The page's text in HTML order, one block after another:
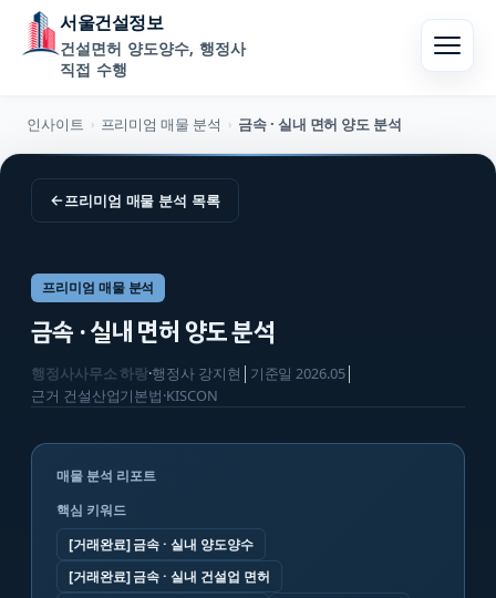
서울건설정보
건설면허 양도양수, 행정사
직접 수행
인사이트 › 프리미엄 매물 분석 › 금속 · 실내 면허 양도 분석
←프리미엄 매물 분석 목록
프리미엄 매물 분석
금속 · 실내 면허 양도 분석
행정사사무소 하랑·행정사 강지현 기준일2026.05│
근거 건설산업기본법·KISCON
매물 분석 리포트
핵심 키워드
[거래완료] 금속 · 실내 양도양수
[거래완료] 금속 · 실내 건설업 면허